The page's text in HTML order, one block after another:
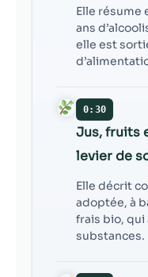
Elle résume
ans
elle est
0:30
Jus, fruits
levier de
Elle décrit
adoptée, à
frais bio, qui
substances.